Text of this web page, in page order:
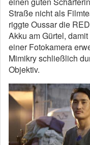
Straße nicht als
riggte Oussar die
Akku am Gürtel,
einer Fotokamera
Mimikry schließlich
Objektiv.